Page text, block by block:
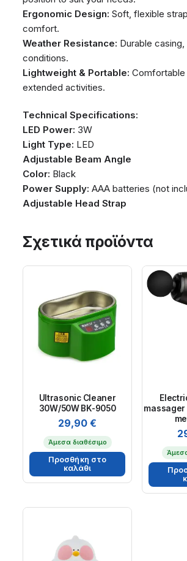
Ergonomic Design: Soft, flexible
comfort.
Weather Resistance: Durable
conditions.
Lightweight & Portable:
extended activities.
Technical Specifications:
LED Power: 3W
Light Type: LED
Adjustable Beam Angle
Color: Black
Power Supply: AAA batteries (not
Adjustable Head Strap
Σχετικά προϊόντα
Ultrasonic Cleaner
30W/50W BK-9050
29,90€
Άμεσα διαθέσιμο
Προσθήκη στο
καλάθι
massager